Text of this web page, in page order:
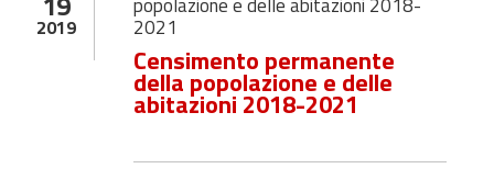
2019 2021
Censimento permanente
della popolazione e delle
abitazioni 2018-2021